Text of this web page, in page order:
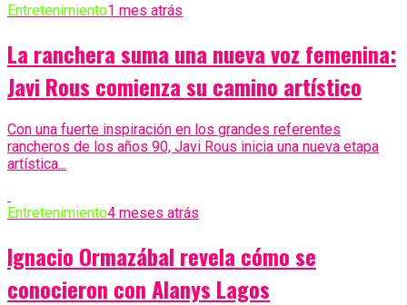
Entretenimiento1 mes atrás
La ranchera suma una nueva voz femenina:
Javi Rous comienza su camino artístico
Con una fuerte inspiración en los grandes referentes
rancheros de los años 90, Javi Rous inicia una nueva etapa
artística...
Entretenimiento4 meses atrás
Ignacio Ormazábal revela cómo se
conocieron con Alanys Lagos